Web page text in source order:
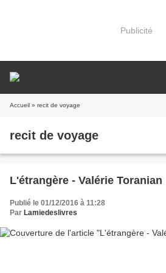
Publicité
Accueil » recit de voyage
recit de voyage
L'étrangère - Valérie Toranian
Publié le 01/12/2016 à 11:28
Par Lamiedeslivres